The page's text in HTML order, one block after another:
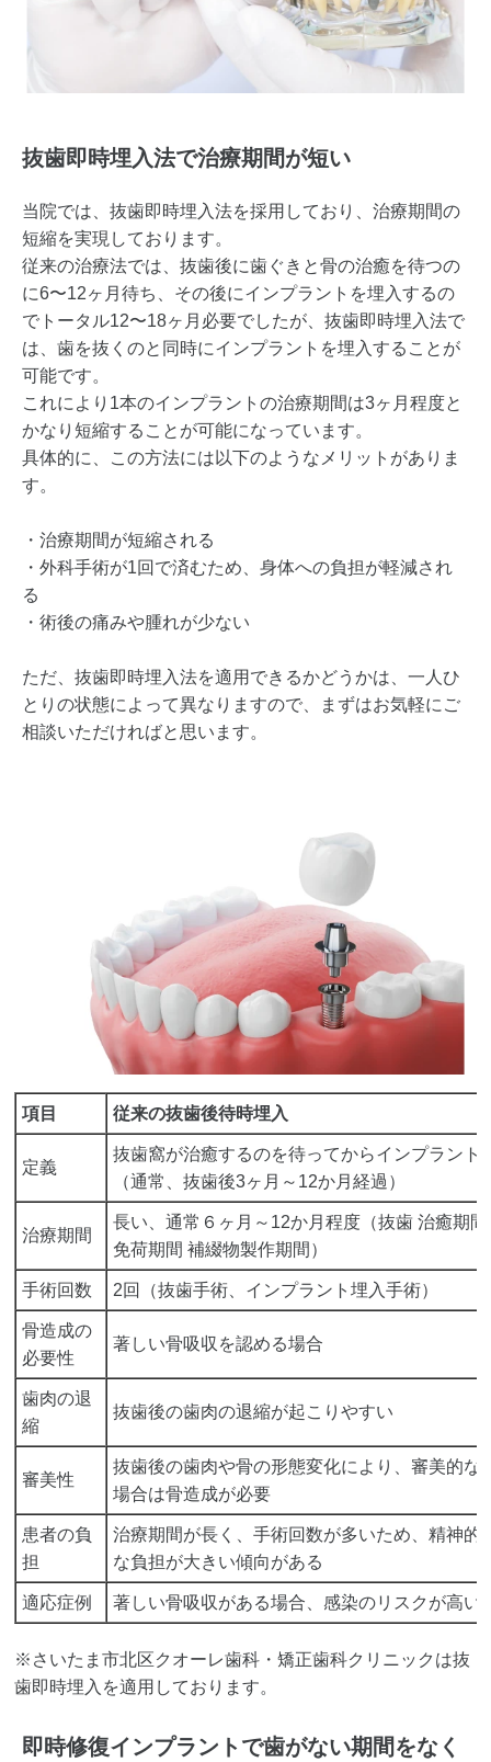
抜歯即時埋入法で治療期間が短い
当院では、抜歯即時埋入法を採用しており、治療期間の
短縮を実現しております。
従来の治療法では、抜歯後に歯ぐきと骨の治癒を待つの
に6〜12ヶ月待ち、その後にインプラントを埋入するの
でトータル12〜18ヶ月必要でしたが、抜歯即時埋入法で
は、歯を抜くのと同時にインプラントを埋入することが
可能です。
これにより1本のインプラントの治療期間は3ヶ月程度と
かなり短縮することが可能になっています。
具体的に、この方法には以下のようなメリットがありま
す。
・治療期間が短縮される
・外科手術が1回で済むため、身体への負担が軽減され
る
・術後の痛みや腫れが少ない
ただ、抜歯即時埋入法を適用できるかどうかは、一人ひ
とりの状態によって異なりますので、まずはお気軽にご
相談いただければと思います。
項目 従来の抜歯後待時埋入
定義
抜歯窩が治癒するのを待ってからインプラント
（通常、抜歯後3ヶ月～12か月経過）
治療期間
長い、通常６ヶ月～12か月程度（抜歯 治癒期
免荷期間 補綴物製作期間）
手術回数 2回（抜歯手術、インプラント埋入手術）
骨造成の
必要性
著しい骨吸収を認める場合
歯肉の退
縮
抜歯後の歯肉の退縮が起こりやすい
審美性
抜歯後の歯肉や骨の形態変化により、審美的な
場合は骨造成が必要
患者の負
担
治療期間が長く、手術回数が多いため、精神的
な負担が大きい傾向がある
適応症例 著しい骨吸収がある場合、感染のリスクが高い
※さいたま市北区クオーレ歯科・矯正歯科クリニックは抜
歯即時埋入を適用しております。
即時修復インプラントで歯がない期間をなく